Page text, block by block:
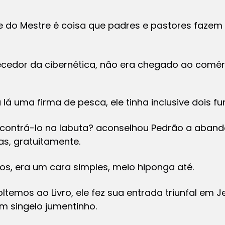
Mestre é coisa que padres e pastores
da cibernética, não era chegado ao
lá uma firma de pesca, ele tinha inclusive dois
lo na labuta? aconselhou Pedrão a
gratuitamente.
era um cara simples, meio hiponga até.
ao Livro, ele fez sua entrada triunfal em
singelo jumentinho.